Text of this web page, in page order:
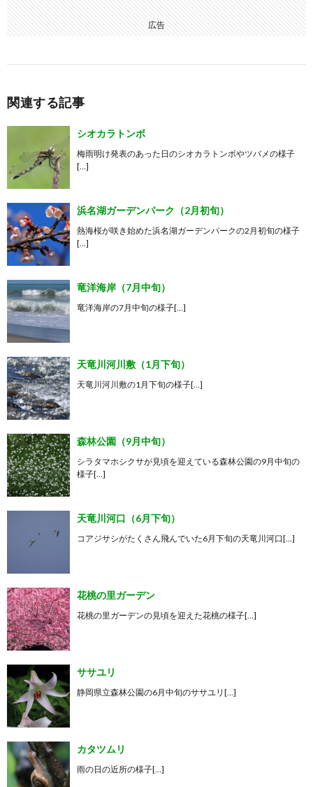
広告
関連する記事
シオカラトンボ
梅雨明け発表のあった日のシオカラトンボやツバメの様子
[…]
浜名湖ガーデンパーク（2月初旬）
熱海桜が咲き始めた浜名湖ガーデンパークの2月初旬の様子
[…]
竜洋海岸（7月中旬）
竜洋海岸の7月中旬の様子[…]
天竜川河川敷（1月下旬）
天竜川河川敷の1月下旬の様子[…]
森林公園（9月中旬）
シラタマホシクサが見頃を迎えている森林公園の9月中旬の
様子[…]
天竜川河口（6月下旬）
コアジサシがたくさん飛んでいた6月下旬の天竜川河口[…]
花桃の里ガーデン
花桃の里ガーデンの見頃を迎えた花桃の様子[…]
ササユリ
静岡県立森林公園の6月中旬のササユリ[…]
カタツムリ
雨の日の近所の様子[…]